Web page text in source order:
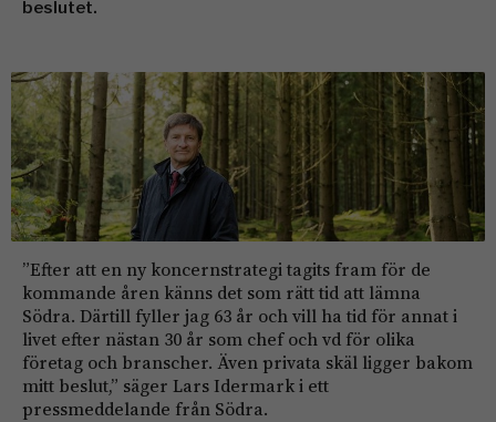
beslutet.
”Efter att en ny koncernstrategi tagits fram för de
kommande åren känns det som rätt tid att lämna
Södra. Därtill fyller jag 63 år och vill ha tid för annat i
livet efter nästan 30 år som chef och vd för olika
företag och branscher. Även privata skäl ligger bakom
mitt beslut,” säger Lars Idermark i ett
pressmeddelande från Södra.